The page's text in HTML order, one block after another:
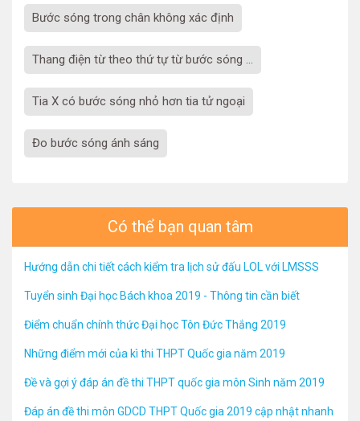
bước sóng trong chân không xác định
thang điện từ theo thứ tự từ bước sóng ...
Tia X có bước sóng nhỏ hơn tia tử ngoại
đo bước sóng ánh sáng
Có thể bạn quan tâm
Hướng dẫn chi tiết cách kiểm tra lịch sử đấu LOL với LMSSS
Tuyển sinh Đại học Bách khoa 2019 - Thông tin cần biết
Điểm chuẩn chính thức Đại học Tôn Đức Thắng 2019
Những điểm mới của kì thi THPT Quốc gia năm 2019
Đề và gợi ý đáp án đề thi THPT quốc gia môn Sinh năm 2019
Đáp án đề thi môn GDCD THPT Quốc gia 2019 cập nhật nhanh